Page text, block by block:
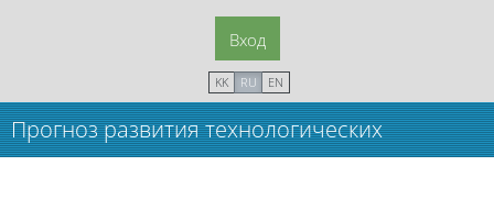
Вход
KK RU EN
Прогноз развития технологических